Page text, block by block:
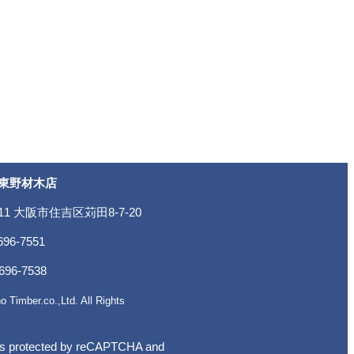
野材木店
大阪市住吉区苅田8-7-20
7551
7538
Timber.co.,Ltd. All Rights
protected by reCAPTCHA and